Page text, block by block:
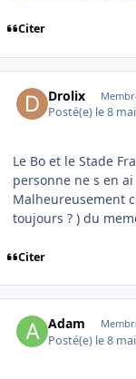
Citer
Drolix
Posté(e) le 8
Le Bo et le Stade
personne ne s en
Malheureusement
toujours ? ) du
Citer
Adam
Posté(e) le 8